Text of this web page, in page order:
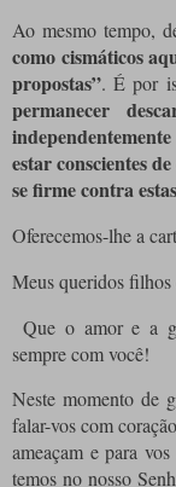
Ao mesmo tempo,
como cismáticos
propostas”. É por
permanecer
estar conscientes
se firme contra
Oferecemos-lhe a
Meus queridos
Que o amor e a
sempre com você!
Neste momento de
falar-vos com
ameaçam e para
temos no nosso